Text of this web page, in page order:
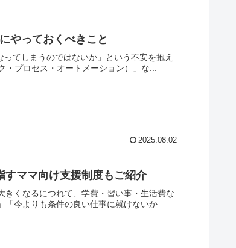
やっておくべきこと
てしまうのではないか」という不安を抱え
・プロセス・オートメーション）」な...
2025.08.02
すママ向け支援制度もご紹介
くなるにつれて、学費・習い事・生活費な
「今よりも条件の良い仕事に就けないか